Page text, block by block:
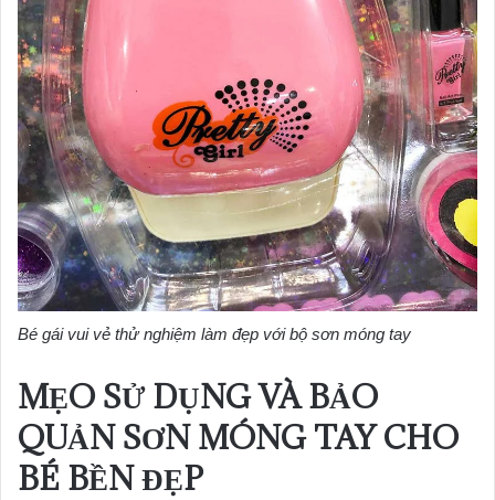
Bé gái vui vẻ thử nghiệm làm đẹp với bộ sơn móng tay
MẸO SỬ DỤNG VÀ BẢO
QUẢN SƠN MÓNG TAY CHO
BÉ BỀN ĐẸP